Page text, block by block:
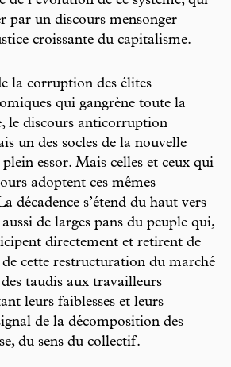
par un discours mensonger
croissante du capitalisme.
la corruption des élites
qui gangrène toute la
le discours anticorruption
un des socles de la nouvelle
essor. Mais celles et ceux qui
adoptent ces mêmes
décadence s’étend du haut vers
de larges pans du peuple qui,
directement et retirent de
de cette restructuration du marché
taudis aux travailleurs
leurs faiblesses et leurs
de la décomposition des
du sens du collectif.